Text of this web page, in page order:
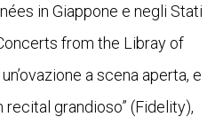
in Giappone e negli Stati
from the Libray of
a scena aperta, e
recital grandioso” (Fidelity),